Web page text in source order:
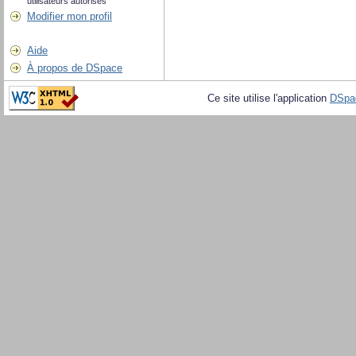
Modifier mon profil
Aide
À propos de DSpace
Ce site utilise l'application